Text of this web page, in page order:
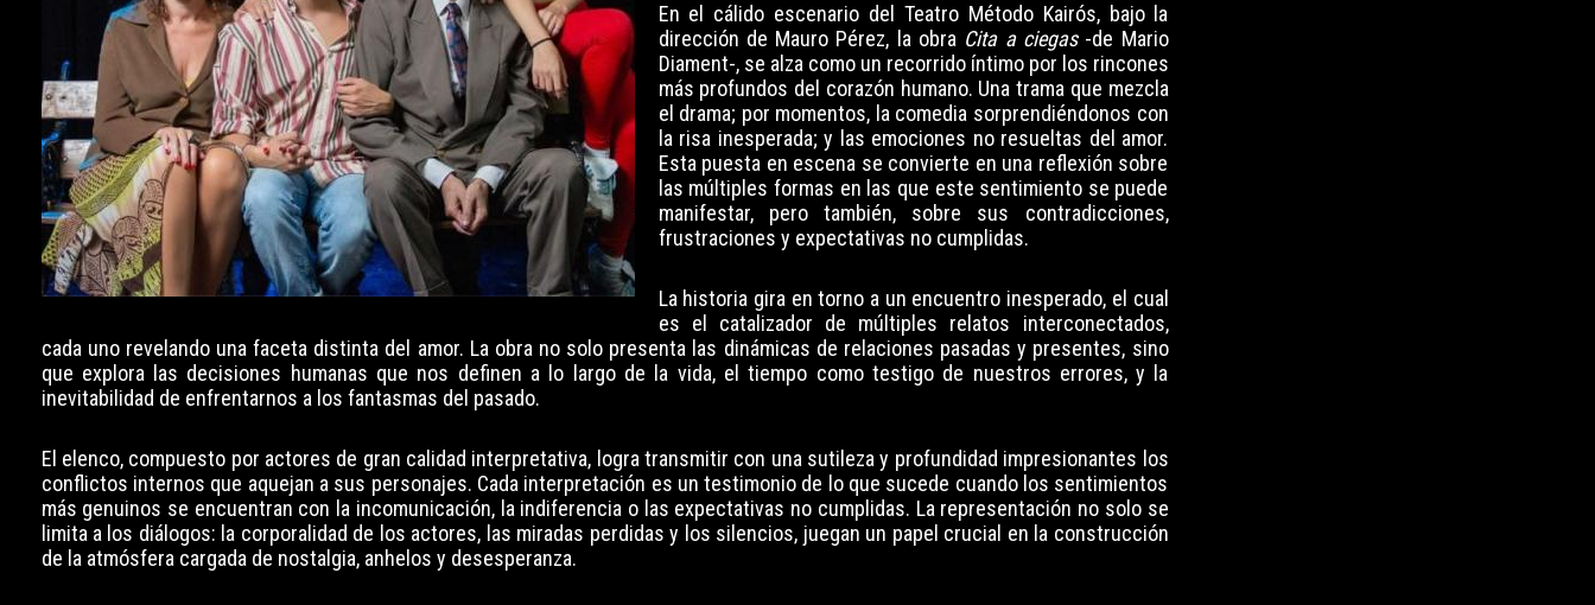
En el cálido escenario del Teatro Método Kairós, bajo la
dirección de Mauro Pérez, la obra Cita a ciegas-de Mario
Diament-, se alza como un recorrido íntimo por los rincones
más profundos del corazón humano. Una trama que mezcla
el drama; por momentos, la comedia sorprendiéndonos con
la risa inesperada; y las emociones no resueltas del amor.
Esta puesta en escena se convierte en una reflexión sobre
las múltiples formas en las que este sentimiento se puede
manifestar, pero también, sobre sus contradicciones,
frustraciones y expectativas no cumplidas.
La historia gira en torno a un encuentro inesperado, el cual
es el catalizador de múltiples relatos interconectados,
cada uno revelando una faceta distinta del amor. La obra no solo presenta las dinámicas de relaciones pasadas y presentes, sino
que explora las decisiones humanas que nos definen a lo largo de la vida, el tiempo como testigo de nuestros errores, y la
inevitabilidad de enfrentarnos a los fantasmas del pasado.
El elenco, compuesto por actores de gran calidad interpretativa, logra transmitir con una sutileza y profundidad impresionantes los
conflictos internos que aquejan a sus personajes. Cada interpretación es un testimonio de lo que sucede cuando los sentimientos
más genuinos se encuentran con la incomunicación, la indiferencia o las expectativas no cumplidas. La representación no solo se
limita a los diálogos: la corporalidad de los actores, las miradas perdidas y los silencios, juegan un papel crucial en la construcción
de la atmósfera cargada de nostalgia, anhelos y desesperanza.